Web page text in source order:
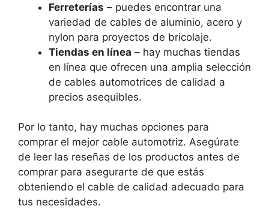
Ferreterías – puedes encontrar una
variedad de cables de aluminio, acero y
nylon para proyectos de bricolaje.
Tiendas en línea – hay muchas tiendas
en línea que ofrecen una amplia selección
de cables automotrices de calidad a
precios asequibles.
Por lo tanto, hay muchas opciones para
comprar el mejor cable automotriz. Asegúrate
de leer las reseñas de los productos antes de
comprar para asegurarte de que estás
obteniendo el cable de calidad adecuado para
tus necesidades.